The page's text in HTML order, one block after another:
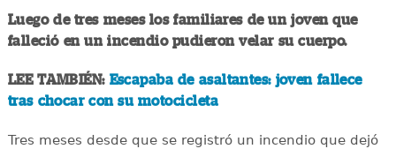
Luego de tres meses los familiares de un joven que
falleció en un incendio pudieron velar su cuerpo.
LEE TAMBIÉN: Escapaba de asaltantes: joven fallece
tras chocar con su motocicleta
Tres meses desde que se registró un incendio que dejó